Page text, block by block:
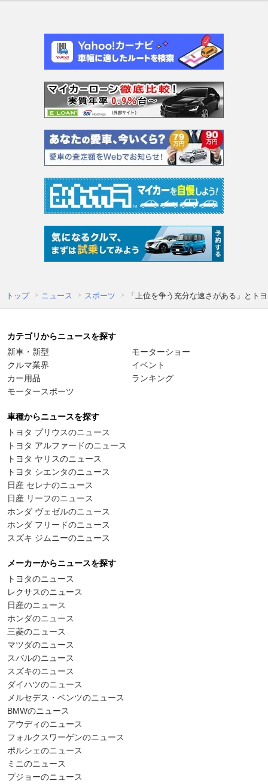
トップ ニュース スポーツ 「上位を争う充分な速さがある」とト
カテゴリからニュースを探す
新車・新型
クルマ業界
カー用品
モータースポーツ
モーターショー
イベント
ランキング
車種からニュースを探す
トヨタ プリウスのニュース
トヨタ アルファードのニュース
トヨタ ヤリスのニュース
トヨタ シエンタのニュース
日産 セレナのニュース
日産 リーフのニュース
ホンダ ヴェゼルのニュース
ホンダ フリードのニュース
スズキ ジムニーのニュース
メーカーからニュースを探す
トヨタのニュース
レクサスのニュース
日産のニュース
ホンダのニュース
三菱のニュース
マツダのニュース
スバルのニュース
スズキのニュース
ダイハツのニュース
メルセデス・ベンツのニュース
BMWのニュース
アウディのニュース
フォルクスワーゲンのニュース
ポルシェのニュース
ミニのニュース
プジョーのニュース